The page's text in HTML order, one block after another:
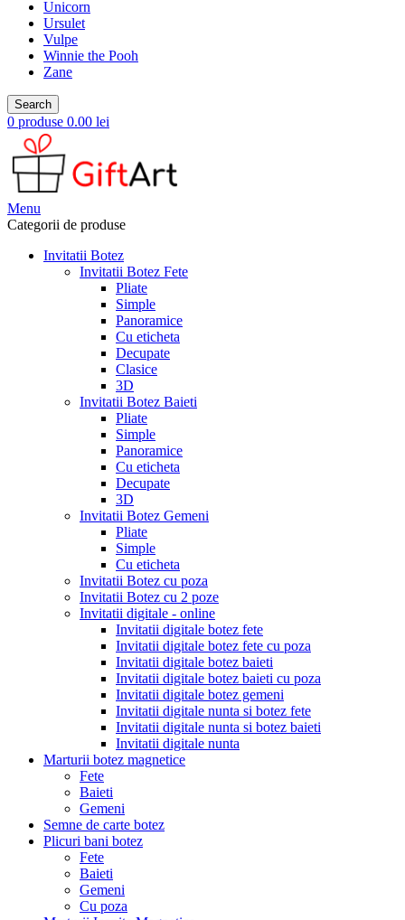
Unicorn
Ursulet
Vulpe
Winnie the Pooh
Zane
Search
0 produse 0.00 lei
Menu
Categorii de produse
Invitatii Botez
Invitatii Botez Fete
Pliate
Simple
Panoramice
Cu eticheta
Decupate
Clasice
3D
Invitatii Botez Baieti
Pliate
Simple
Panoramice
Cu eticheta
Decupate
3D
Invitatii Botez Gemeni
Pliate
Simple
Cu eticheta
Invitatii Botez cu poza
Invitatii Botez cu 2 poze
Invitatii digitale - online
Invitatii digitale botez fete
Invitatii digitale botez fete cu poza
Invitatii digitale botez baieti
Invitatii digitale botez baieti cu poza
Invitatii digitale botez gemeni
Invitatii digitale nunta si botez fete
Invitatii digitale nunta si botez baieti
Invitatii digitale nunta
Marturii botez magnetice
Fete
Baieti
Gemeni
Semne de carte botez
Plicuri bani botez
Fete
Baieti
Gemeni
Cu poza